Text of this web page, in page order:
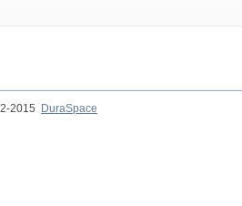
2015
DuraSpace